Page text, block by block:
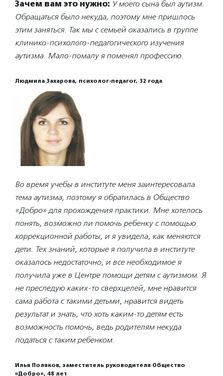
Зачем вам это нужно: У моего сына был аутизм.
Обращаться было некуда, поэтому мне пришлось
этим заняться. Так мы с семьей оказались в группе
клинико-психолого-педагогического изучения
аутизма. Мало-помалу я поменял профессию.
Людмила Захарова, психолог-педагог, 32 года
Во время учебы в институте меня заинтересовала
тема аутизма, поэтому я обратилась в Общество
«Добро» для прохождения практики. Мне хотелось
понять, возможно ли помочь ребенку с помощью
коррекционной работы, и я увидела, как меняются
дети. Тех знаний, которые я получила в институте
оказалось недостаточно, и все необходимое я
получила уже в Центре помощи детям с аутизмом. Я
не преследую каких-то сверхцелей, мне нравится
сама работа с такими детьми, нравится видеть
результат и знать, что хоть каким-то детям есть
возможность помочь, ведь родителям некуда
податься с таким ребенком.
Илья Поляков, заместитель руководителя Общество
«Добро», 48 лет